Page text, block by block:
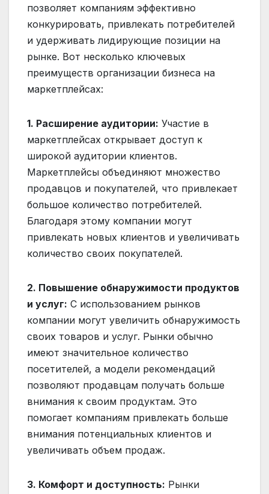
позволяет компаниям эффективно
конкурировать, привлекать потребителей
и удерживать лидирующие позиции на
рынке. Вот несколько ключевых
преимуществ организации бизнеса на
маркетплейсах:
1. Расширение аудитории: Участие в
маркетплейсах открывает доступ к
широкой аудитории клиентов.
Маркетплейсы объединяют множество
продавцов и покупателей, что привлекает
большое количество потребителей.
Благодаря этому компании могут
привлекать новых клиентов и увеличивать
количество своих покупателей.
2. Повышение обнаружимости продуктов
и услуг: С использованием рынков
компании могут увеличить обнаружимость
своих товаров и услуг. Рынки обычно
имеют значительное количество
посетителей, а модели рекомендаций
позволяют продавцам получать больше
внимания к своим продуктам. Это
помогает компаниям привлекать больше
внимания потенциальных клиентов и
увеличивать объем продаж.
3. Комфорт и доступность: Рынки